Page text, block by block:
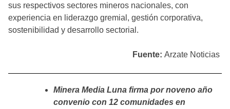
sus respectivos sectores mineros nacionales, con
experiencia en liderazgo gremial, gestión corporativa,
sostenibilidad y desarrollo sectorial.
Fuente: Arzate Noticias
Minera Media Luna firma por noveno año
convenio con 12 comunidades en